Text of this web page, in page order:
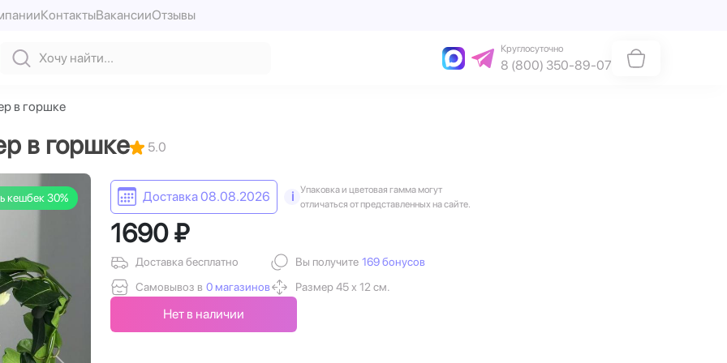
КонтактыВакансииОтзывы
Круглосуточно
8 (800) 350-89-07
в горшке
в горшке 5.0
кешбек 30% Доставка 08.08.2026 i
Упаковка и цветовая гамма могут
отличаться от представленных на сайте.
1690 ₽
Доставка бесплатно
Самовывоз в 0 магазинов
Вы получите 169 бонусов
Размер 45 х 12 см.
Нет в наличии